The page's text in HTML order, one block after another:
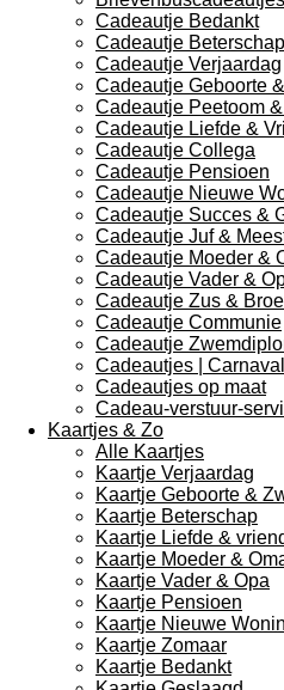
Cadeautje Bedankt
Cadeautje Beterschap
Cadeautje Verjaardag
Cadeautje Geboorte
Cadeautje Peetoom
Cadeautje Liefde &
Cadeautje Collega
Cadeautje Pensioen
Cadeautje Nieuwe
Cadeautje Succes &
Cadeautje Juf &
Cadeautje Moeder &
Cadeautje Vader &
Cadeautje Zus &
Cadeautje Communie
Cadeautje
Cadeautjes | Carnaval
Cadeautjes op maat
Cadeau-verstuur-
Kaartjes & Zo
Alle Kaartjes
Kaartje Verjaardag
Kaartje Geboorte &
Kaartje Beterschap
Kaartje Liefde &
Kaartje Moeder &
Kaartje Vader & Opa
Kaartje Pensioen
Kaartje Nieuwe
Kaartje Zomaar
Kaartje Bedankt